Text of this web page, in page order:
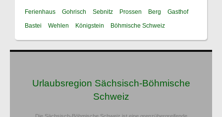
Ferienhaus Gohrisch Sebnitz Prossen Berg
Gasthof
Bastei
Wehlen Königstein Böhmische Schweiz
Urlaubsregion Sächsisch-Böhmische
Schweiz